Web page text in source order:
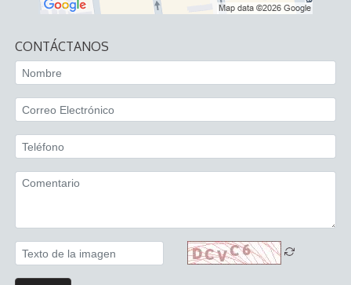
CONTÁCTANOS